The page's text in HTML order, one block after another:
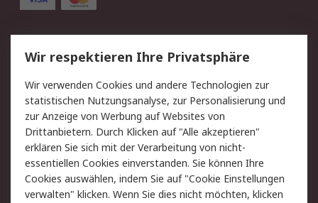
Service
Value Added Services
Lieferlösungen
Rücksendung/Entsorgung Kontakt
Hilfe
Rechtliches
RS Verkaufs- und
Lieferbedingungen
Datenschutz
Wir respektieren Ihre Privatsphäre
Wir verwenden Cookies und andere Technologien zur
statistischen Nutzungsanalyse, zur Personalisierung und
zur Anzeige von Werbung auf Websites von
Drittanbietern. Durch Klicken auf "Alle akzeptieren"
erklären Sie sich mit der Verarbeitung von nicht-
essentiellen Cookies einverstanden. Sie können Ihre
Cookies auswählen, indem Sie auf "Cookie Einstellungen
verwalten" klicken. Wenn Sie dies nicht möchten, klicken